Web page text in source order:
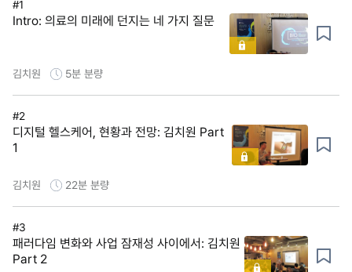
#1
Intro: 의료의 미래에 던지는 네 가지 질문
김치원 5분 분량
#2
디지털 헬스케어, 현황과 전망: 김치원 Part
1
김치원 22분 분량
#3
패러다임 변화와 사업 잠재성 사이에서: 김치원
Part 2